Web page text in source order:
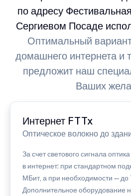
по адресу
Сергиевом Посаде
Оптимальный
домашнего интернета и
предложит наш
Ваших
Интернет FTTx
Оптическое волокно до
За счет светового сигнала
в интернет: при стандартном
МБит, а при необходимости — до
Дополнительное оборудование